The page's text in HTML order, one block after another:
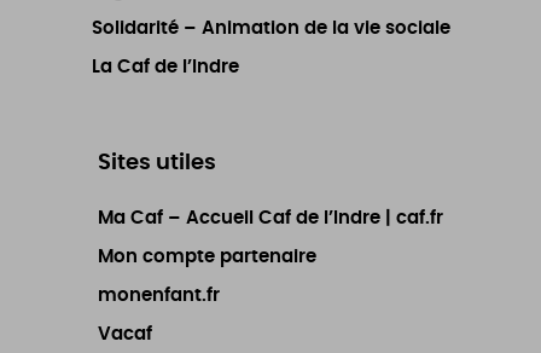
Solidarité – Animation de la vie sociale
La Caf de l’Indre
Sites utiles
Ma Caf – Accueil Caf de l’Indre | caf.fr
Mon compte partenaire
monenfant.fr
Vacaf